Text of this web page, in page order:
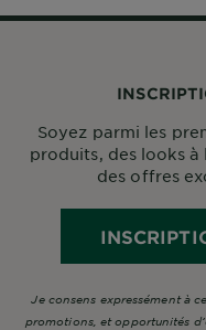
Soyez parmi les
produits, des looks à
des offres
Je consens expressément à
promotions, et opportunités